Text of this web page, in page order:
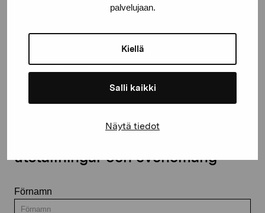
palvelujaan.
Kiellä
Salli kaikki
Näytä tiedot
Kontakta oss
utställningar och evenemang
Förnamn